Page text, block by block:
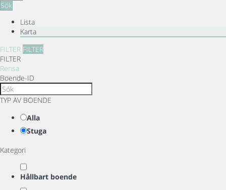
Sök
Lista
Karta
FILTER FILTER
FILTER
Rensa
Boende-ID
TYP AV BOENDE
Alla
Stuga
Kategori
Hållbart boende